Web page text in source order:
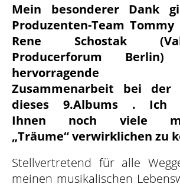
Mein besonderer Dank
Produzenten-Team
Rene Schostak
Producerforum
hervorragende
Zusammenarbeit bei der
dieses 9.Albums . Ich
Ihnen noch viele
„Träume“ verwirklichen zu
Stellvertretend für alle
meinen musikalischen